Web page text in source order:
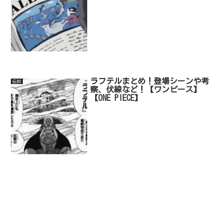
伝説
ラフテルまとめ！登場シーンや考
察、伏線など！【ワンピース】
【ONE PIECE】